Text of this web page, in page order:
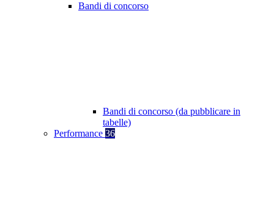
Bandi di concorso
Bandi di concorso (da pubblicare in
tabelle)
Performance 36